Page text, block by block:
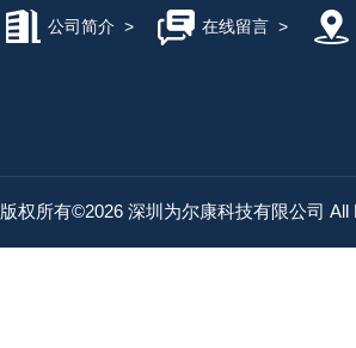
公司简介 > 在线留言>
版权所有©2026 深圳为尔康科技有限公司